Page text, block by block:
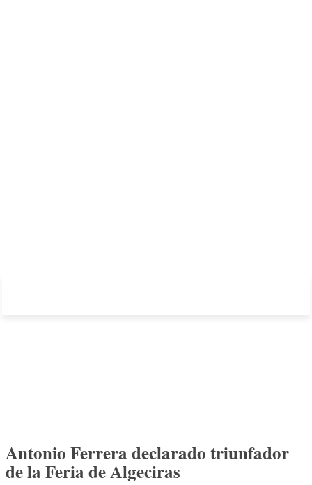
Antonio Ferrera declarado triunfador
de la Feria de Algeciras